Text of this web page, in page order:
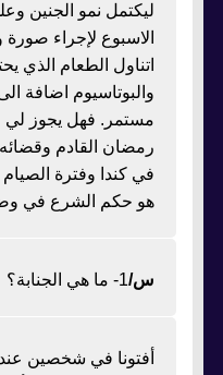
ليكتمل نمو الجنين
الاسبوع لإجراء
اتناول الطعام الذي
والبوتاسيوم اضافة
مستمر. فهل يجوز لي
رمضان القادم
هو حكم الشرع في
س/1- ما هي الجنابة؟
أفتونا في شخصين